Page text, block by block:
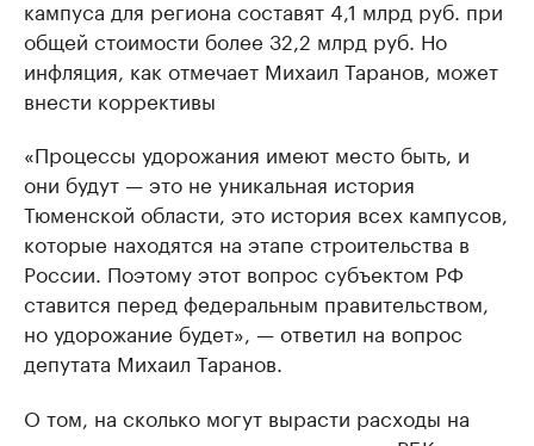
кампуса для региона составят 4,1 млрд руб. при
общей стоимости более 32,2 млрд руб. Но
инфляция, как отмечает Михаил Таранов, может
внести коррективы
«Процессы удорожания имеют место быть, и
они будут — это не уникальная история
Тюменской области, это история всех кампусов,
которые находятся на этапе строительства в
России. Поэтому этот вопрос субъектом РФ
ставится перед федеральным правительством,
но удорожание будет», — ответил на вопрос
депутата Михаил Таранов.
О том, на сколько могут вырасти расходы на